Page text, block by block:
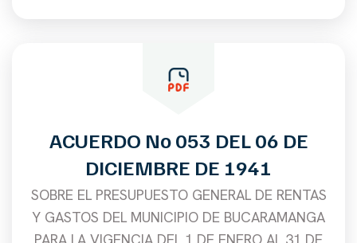
ACUERDO No 053 DEL 06 DE
DICIEMBRE DE 1941
SOBRE EL PRESUPUESTO GENERAL DE RENTAS
Y GASTOS DEL MUNICIPIO DE BUCARAMANGA